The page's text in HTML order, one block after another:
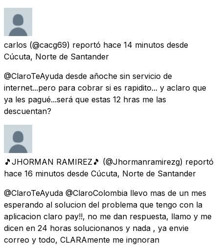
carlos (@cacg69) reportó hace 14 minutos desde
Cúcuta, Norte de Santander
@ClaroTeAyuda desde añoche sin servicio de
internet...pero para cobrar si es rapidito... y aclaro que
ya les pagué...será que estas 12 hras me las
descuentan?
🎵JHORMAN RAMIREZ🎵 (@Jhormanramirezg) reportó
hace 16 minutos desde Cúcuta, Norte de Santander
@ClaroTeAyuda @ClaroColombia llevo mas de un mes
esperando al solucion del problema que tengo con la
aplicacion claro pay!!, no me dan respuesta, llamo y me
dicen en 24 horas solucionanos y nada , ya envie
correo y todo, CLARAmente me ingnoran